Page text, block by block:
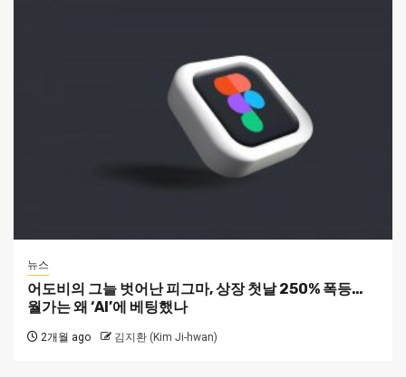
뉴스
어도비의 그늘 벗어난 피그마, 상장 첫날 250% 폭등…
월가는 왜 ‘AI’에 베팅했나
2개월 ago 김지환 (Kim Ji-hwan)